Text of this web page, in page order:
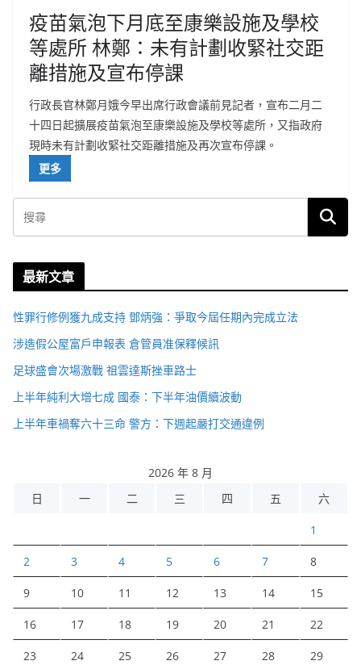
疫苗氣泡下月底至康樂設施及學校
等處所 林鄭：未有計劃收緊社交距
離措施及宣布停課
行政長官林鄭月娥今早出席行政會議前見記者，宣布二月二
十四日起擴展疫苗氣泡至康樂設施及學校等處所，又指政府
現時未有計劃收緊社交距離措施及再次宣布停課。
更多
最新文章
性罪行修例獲九成支持 鄧炳強：爭取今屆任期內完成立法
涉造假公屋富戶申報表 倉管員准保釋候訊
足球盛會次場激戰 祖雲達斯挫車路士
上半年純利大增七成 國泰：下半年油價續波動
上半年車禍奪六十三命 警方：下週起嚴打交通違例
2026 年 8 月
日
一 二 三 四 五 六
1
2 3 4 5 6 7 8
9 10 11 12 13 14 15
16 17 18 19 20 21 22
23 24 25 26 27 28 29